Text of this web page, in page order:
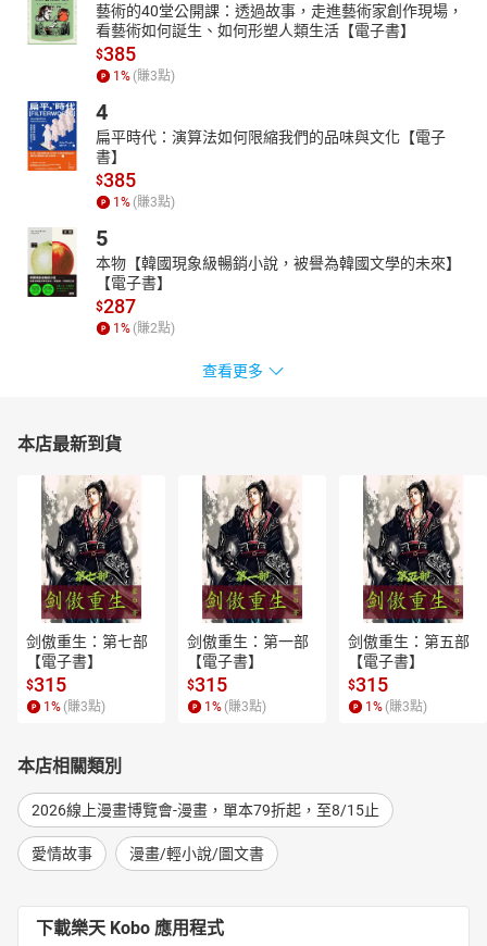
藝術的40堂公開課：透過故事，走進藝術家創作現場，
看藝術如何誕生、如何形塑人類生活【電子書】
$385
1% (賺3點)
4
扁平時代：演算法如何限縮我們的品味與文化【電子
書】
$385
1% (賺3點)
5
本物【韓國現象級暢銷小說，被譽為韓國文學的未來】
【電子書】
$287
1% (賺2點)
查看更多
本店最新到貨
剑傲重生：第七部
【電子書】
$315
1 % (賺3點)
剑傲重生：第一部
【電子書】
$315
1 % (賺3點)
剑傲重生：第五部
【電子書】
$315
1 % (賺3點)
本店相關類別
2026線上漫畫博覽會-漫畫，單本79折起，至8/15止
愛情故事 漫畫/輕小說/圖文書
下載樂天 Kobo 應用程式